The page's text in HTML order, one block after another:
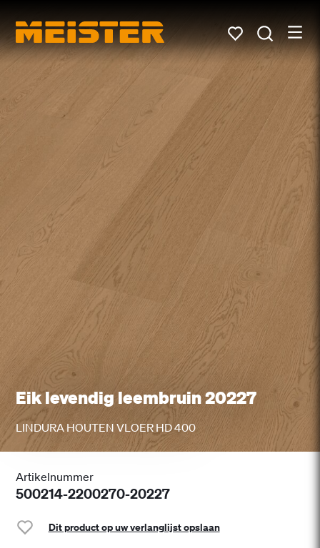
Eik levendig leembruin 20227
LINDURA HOUTEN VLOER HD 400
Artikelnummer
500214-2200270-20227
Dit product op uw verlanglijst opslaan